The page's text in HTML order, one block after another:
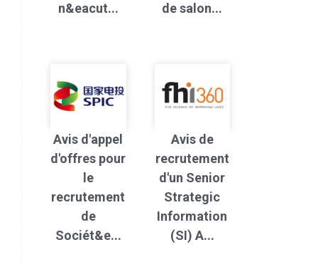
n&eacut...
de salon...
Avis d'appel
d'offres pour
le
recrutement
de
Sociét&e...
Avis de
recrutement
d'un Senior
Strategic
Information
(SI) A...